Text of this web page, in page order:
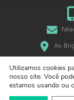
Av.
Utilizamos cookies
nosso site. Você
estamos usando ou